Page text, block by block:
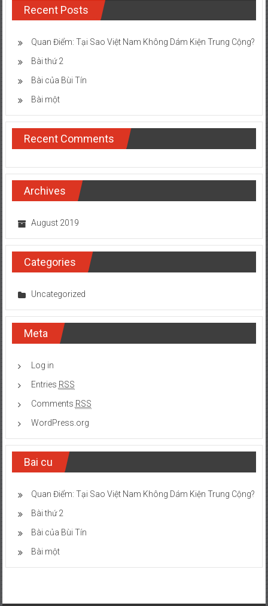
Recent Posts
Quan Điểm: Tại Sao Việt Nam Không Dám Kiện Trung Cộng?
Bài thứ 2
Bài của Bùi Tín
Bài một
Recent Comments
Archives
August 2019
Categories
Uncategorized
Meta
Log in
Entries RSS
Comments RSS
WordPress.org
Bai cu
Quan Điểm: Tại Sao Việt Nam Không Dám Kiện Trung Cộng?
Bài thứ 2
Bài của Bùi Tín
Bài một